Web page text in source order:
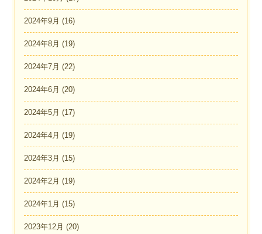
2024年9月 (16)
2024年8月 (19)
2024年7月 (22)
2024年6月 (20)
2024年5月 (17)
2024年4月 (19)
2024年3月 (15)
2024年2月 (19)
2024年1月 (15)
2023年12月 (20)